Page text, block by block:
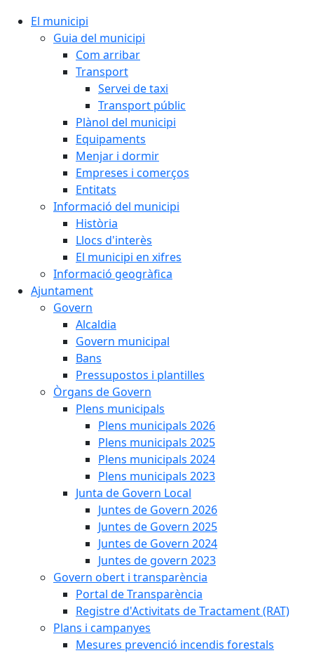
El municipi
Guia del municipi
Com arribar
Transport
Servei de taxi
Transport públic
Plànol del municipi
Equipaments
Menjar i dormir
Empreses i comerços
Entitats
Informació del municipi
Història
Llocs d'interès
El municipi en xifres
Informació geogràfica
Ajuntament
Govern
Alcaldia
Govern municipal
Bans
Pressupostos i plantilles
Òrgans de Govern
Plens municipals
Plens municipals 2026
Plens municipals 2025
Plens municipals 2024
Plens municipals 2023
Junta de Govern Local
Juntes de Govern 2026
Juntes de Govern 2025
Juntes de Govern 2024
Juntes de govern 2023
Govern obert i transparència
Portal de Transparència
Registre d'Activitats de Tractament (RAT)
Plans i campanyes
Mesures prevenció incendis forestals